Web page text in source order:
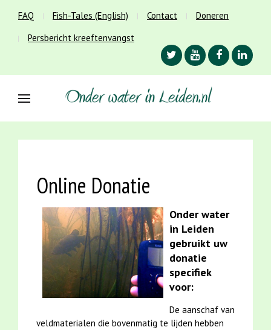
FAQ Fish-Tales (English) Contact
Doneren
Persbericht kreeftenvangst
Online Donatie
Onder water
in Leiden
gebruikt uw
donatie
specifiek
voor:
De aanschaf van
veldmaterialen die bovenmatig te lijden hebben